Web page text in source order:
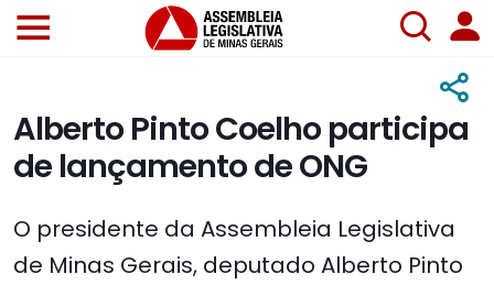
Alberto Pinto Coelho participa
de lançamento de ONG
O presidente da Assembleia Legislativa
de Minas Gerais, deputado Alberto Pinto